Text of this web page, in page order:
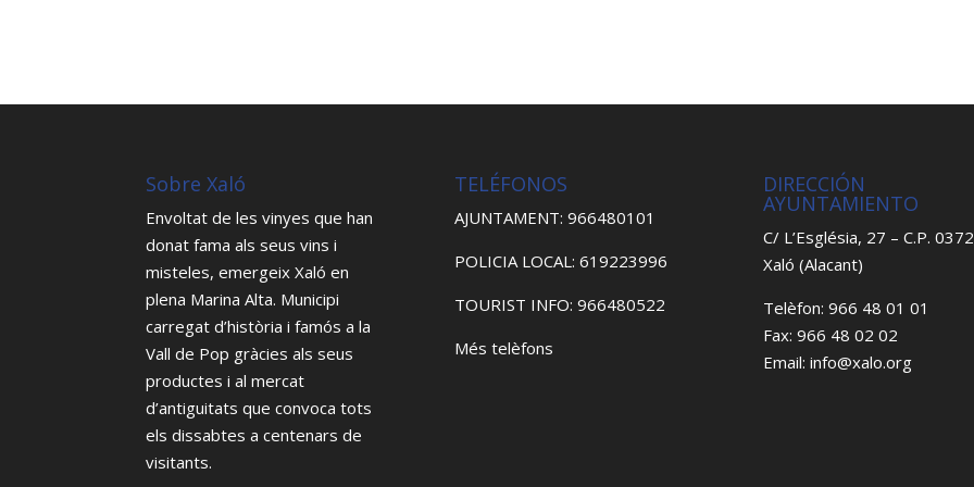
Sobre Xaló
Envoltat de les vinyes que han
donat fama als seus vins i
misteles, emergeix Xaló en
plena Marina Alta. Municipi
carregat d’història i famós a la
Vall de Pop gràcies als seus
productes i al mercat
d’antiguitats que convoca tots
els dissabtes a centenars de
visitants.
TELÉFONOS
AJUNTAMENT: 966480101
POLICIA LOCAL: 619223996
TOURIST INFO: 966480522
Més telèfons
DIRECCIÓN
AYUNTAMIENTO
C/ L’Església, 27 – C.P.
Xaló (Alacant)
Telèfon: 966 48 01 01
Fax: 966 48 02 02
Email: info@xalo.org